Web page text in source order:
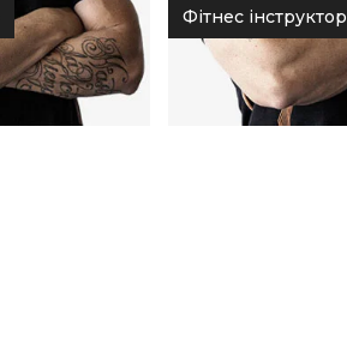
Фітнес інструктор